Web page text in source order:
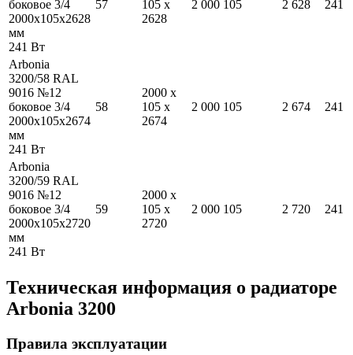
боковое 3/4
2000x105x2628
мм
241 Вт
57 105 x
2628
2 000 105 2 628 241
Arbonia
3200/58 RAL
9016 №12
боковое 3/4
2000x105x2674
мм
241 Вт
58
2000 x
105 x
2674
2 000 105 2 674 241
Arbonia
3200/59 RAL
9016 №12
боковое 3/4
2000x105x2720
мм
241 Вт
59
2000 x
105 x
2720
2 000 105 2 720 241
Техническая информация о радиаторе
Arbonia 3200
Правила эксплуатации